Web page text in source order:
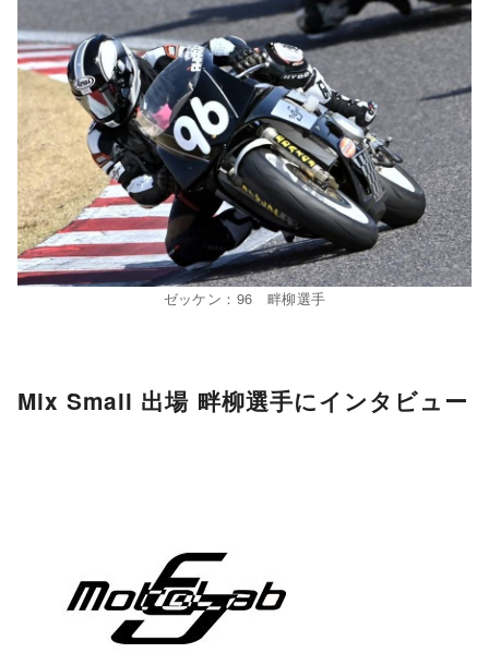
ゼッケン：96 畔柳選手
Mix Small 出場 畔柳選手にインタビュー